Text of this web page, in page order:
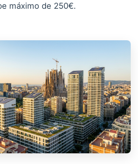
máximo de 250€.